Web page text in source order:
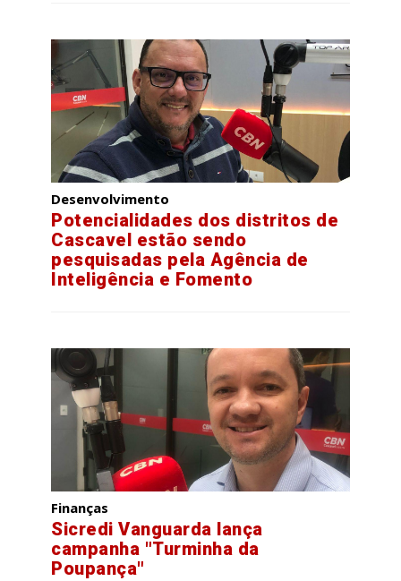
Desenvolvimento
Potencialidades dos distritos de
Cascavel estão sendo
pesquisadas pela Agência de
Inteligência e Fomento
Finanças
Sicredi Vanguarda lança
campanha "Turminha da
Poupança"